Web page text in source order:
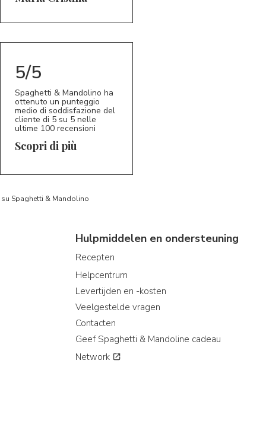
5/5
Spaghetti & Mandolino ha
ottenuto un punteggio
medio di soddisfazione del
cliente di 5 su 5 nelle
ultime 100 recensioni
Scopri di più
Spaghetti & Mandolino
Hulpmiddelen en ondersteuning
Recepten
Helpcentrum
Levertijden en -kosten
Veelgestelde vragen
Contacten
Geef Spaghetti & Mandoline cadeau
Network